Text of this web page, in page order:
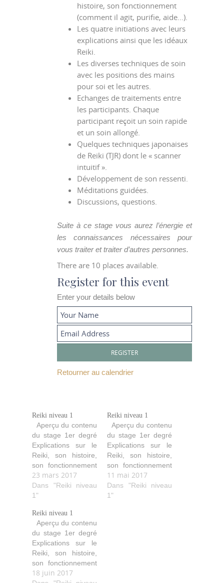
histoire, son fonctionnement
(comment il agit, purifie, aide…).
Les quatre initiations avec leurs
explications ainsi que les idéaux
Reiki.
Les diverses techniques de soin
avec les positions des mains
pour soi et les autres.
Echanges de traitements entre
les participants. Chaque
participant reçoit un soin rapide
et un soin allongé.
Quelques techniques japonaises
de Reiki (TJR) dont le « scanner
intuitif ».
Développement de son ressenti.
Méditations guidées.
Discussions, questions.
Suite à ce stage vous aurez l’énergie et
les connaissances nécessaires pour
vous traiter et traiter d’autres personnes.
There are 10 places available.
Register for this event
Enter your details below
Retourner au calendrier
Reiki niveau 1
Aperçu du contenu
du stage 1er degré
Explications sur le
Reiki, son histoire,
son fonctionnement
(comment il agit,
purifie, aide…). Les
quatre initiations
explications ainsi
que les idéaux
Reiki. Les diverses
techniques de soin
avec les positions
des mains pour soi
et les autres.
23 mars 2017
Dans "Reiki niveau
1"
Reiki niveau 1
Aperçu du contenu
du stage 1er degré
Explications sur le
Reiki, son histoire,
son fonctionnement
(comment il agit,
purifie, aide…). Les
quatre initiations
11 mai 2017
Dans "Reiki niveau
1"
Reiki niveau 1
Aperçu du contenu
du stage 1er degré
Explications sur le
Reiki, son histoire,
son fonctionnement
(comment il agit,
18 juin 2017